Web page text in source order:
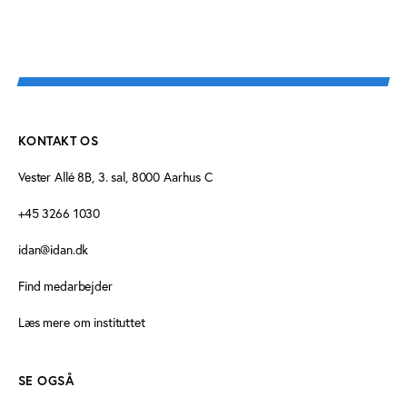
KONTAKT OS
Vester Allé 8B, 3. sal, 8000 Aarhus C
+45 3266 1030
idan@idan.dk
Find medarbejder
Læs mere om instituttet
SE OGSÅ